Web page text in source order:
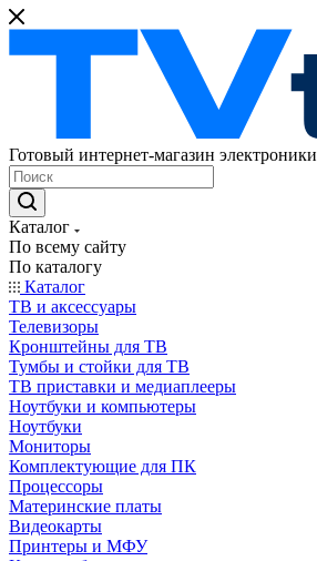
Готовый интернет-магазин электроники
Каталог
По всему сайту
По каталогу
Каталог
ТВ и аксессуары
Телевизоры
Кронштейны для ТВ
Тумбы и стойки для ТВ
ТВ приставки и медиаплееры
Ноутбуки и компьютеры
Ноутбуки
Мониторы
Комплектующие для ПК
Процессоры
Материнские платы
Видеокарты
Принтеры и МФУ